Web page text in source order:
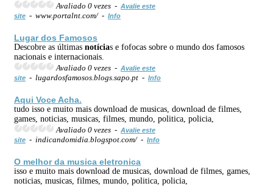
Avaliado 0 vezes - Avalie este
site - www.portalnt.com/ - Info
Lugar dos Famosos
Descobre as últimas notícias e fofocas sobre o mundo dos famosos
nacionais e internacionais.
Avaliado 0 vezes - Avalie este
site - lugardosfamosos.blogs.sapo.pt - Info
Aqui Voce Acha.
tudo isso e muito mais download de musicas, download de filmes,
games, noticias, musicas, filmes, mundo, politica, policia,
Avaliado 0 vezes - Avalie este
site - indicandomidia.blogspot.com/ - Info
O melhor da musica eletronica
isso e muito mais download de musicas, download de filmes, games,
noticias, musicas, filmes, mundo, politica, policia,